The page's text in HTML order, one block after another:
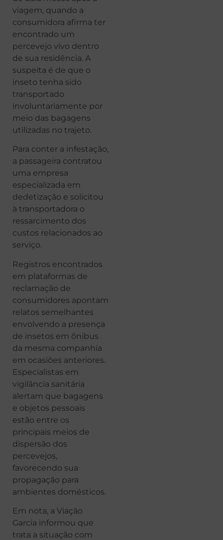
viagem, quando a
consumidora afirma ter
encontrado um
percevejo vivo dentro
de sua residência. A
suspeita é de que o
inseto tenha sido
transportado
involuntariamente por
meio das bagagens
utilizadas no trajeto.
Para conter a infestação,
a passageira contratou
uma empresa
especializada em
dedetização e solicitou
à transportadora o
ressarcimento dos
custos relacionados ao
serviço.
Registros encontrados
em plataformas de
reclamação de
consumidores apontam
relatos semelhantes
envolvendo a presença
de insetos em ônibus
da mesma companhia
em ocasiões anteriores.
Especialistas em
vigilância sanitária
alertam que bagagens
e objetos pessoais
estão entre os
principais meios de
dispersão dos
percevejos,
favorecendo sua
propagação para
ambientes domésticos.
Em nota, a Viação
Garcia informou que
trata a situação com